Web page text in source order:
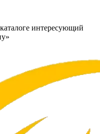
интересующий